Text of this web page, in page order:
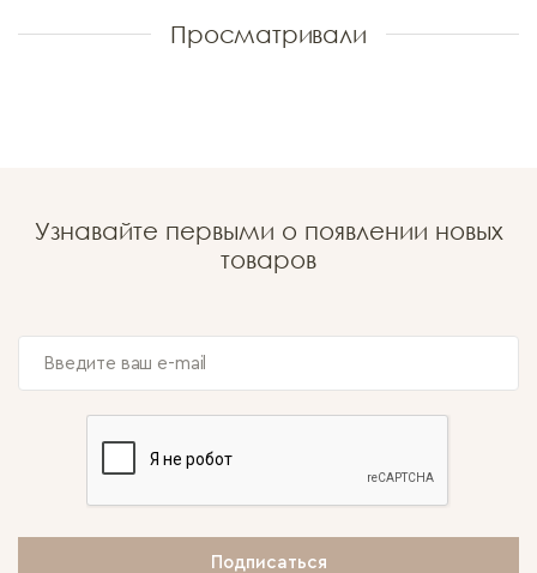
Просматривали
Узнавайте первыми о появлении новых
товаров
Подписаться